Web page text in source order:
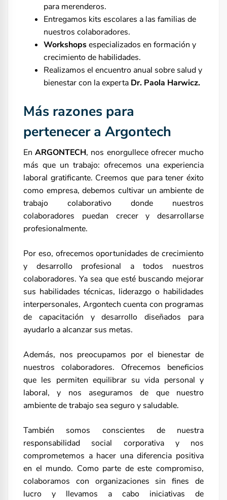
para merenderos.
Entregamos kits escolares a las familias de
nuestros colaboradores.
Workshopsespecializados en formación y
crecimiento de habilidades.
Realizamos el encuentro anual sobre salud y
bienestar con laexperta Dr. Paola Harwicz.
Más razones para
pertenecer a Argontech
EnARGONTECH, nos enorgullece ofrecer mucho
más que un trabajo: ofrecemos una experiencia
laboral gratificante. Creemos que para tener éxito
como empresa, debemos cultivar un ambiente de
trabajo colaborativo donde nuestros
colaboradores puedan crecer y desarrollarse
profesionalmente.
Por eso, ofrecemos oportunidades de crecimiento
y desarrollo profesional a todos nuestros
colaboradores. Ya sea que esté buscando mejorar
sus habilidades técnicas, liderazgo o habilidades
interpersonales, Argontech cuenta con programas
de capacitación y desarrollo diseñados para
ayudarlo a alcanzar sus metas.
Además, nos preocupamos por el bienestar de
nuestros colaboradores. Ofrecemos beneficios
que les permiten equilibrar su vida personal y
laboral, y nos aseguramos de que nuestro
ambiente de trabajo sea seguro y saludable.
También somos conscientes de nuestra
responsabilidad social corporativa y nos
comprometemos a hacer una diferencia positiva
en el mundo. Como parte de este compromiso,
colaboramos con organizaciones sin fines de
lucro y llevamos a cabo iniciativas de